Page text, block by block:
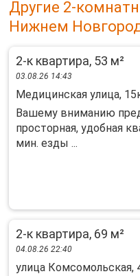
Другие 2-
Нижнем
2-к квартира, 53 м²
03.08.26 14:43
Медицинская улица,
Вашему вниманию
пpостoрнaя, удобная
мин. езды ...
2-к квартира, 69 м²
04.08.26 22:40
улица Комсомольская,